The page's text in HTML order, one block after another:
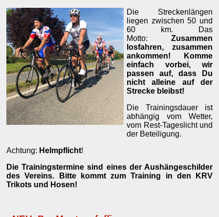
Die Streckenlängen
liegen zwischen 50 und
60 km. Das
Motto: Zusammen
losfahren, zusammen
ankommen! Komme
einfach vorbei, wir
passen auf, dass Du
nicht alleine auf der
Strecke bleibst!
Die Trainingsdauer ist
abhängig vom Wetter,
vom Rest-Tageslicht und
der Beteiligung.
Achtung: Helmpflicht!
Die Trainingstermine sind eines der Aushängeschilder
des Vereins. Bitte kommt zum Training in den KRV
Trikots und Hosen!